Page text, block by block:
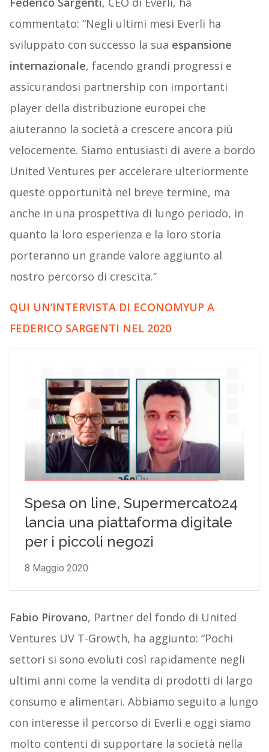
commentato: “Negli ultimi mesi Everli ha
sviluppato con successo la sua espansione
internazionale, facendo grandi progressi e
assicurandosi partnership con importanti
player della distribuzione europei che
aiuteranno la società a crescere ancora più
velocemente. Siamo entusiasti di avere a bordo
United Ventures per accelerare ulteriormente
queste opportunità nel breve termine, ma
anche in una prospettiva di lungo periodo, in
quanto la loro esperienza e la loro storia
porteranno un grande valore aggiunto al
nostro percorso di crescita.”
QUI UN’INTERVISTA DI ECONOMYUP A
FEDERICO SARGENTI NEL 2020
Fabio Pirovano, Partner del fondo di United
Ventures UV T-Growth, ha aggiunto: “Pochi
settori si sono evoluti così rapidamente negli
ultimi anni come la vendita di prodotti di largo
consumo e alimentari. Abbiamo seguito a lungo
con interesse il percorso di Everli e oggi siamo
molto contenti di supportare la società nella